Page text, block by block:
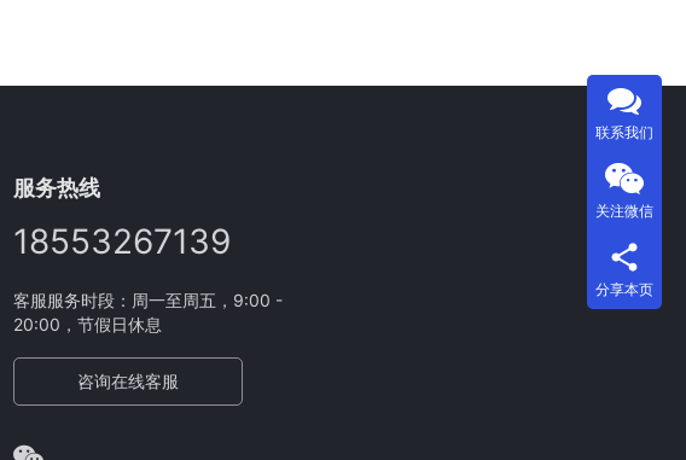
服务热线
18553267139
客服服务时段：周一至周五，9:00 -
20:00，节假日休息
咨询在线客服
联系我们
关注微信
分享本页